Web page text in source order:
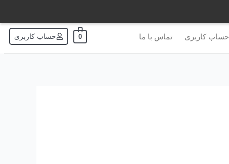
حساب کاربری تماس با ما 0 حساب کاربری